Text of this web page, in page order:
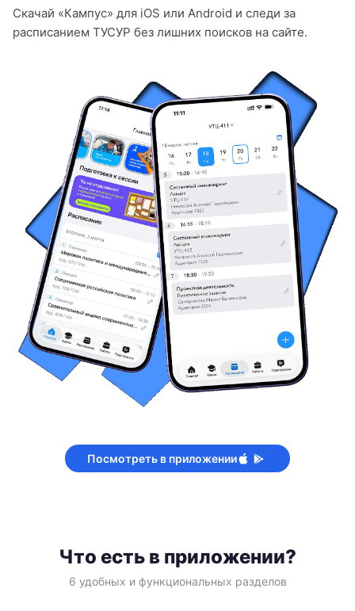
Скачай «Кампус» для iOS или Android и следи за
расписанием ТУСУР без лишних поисков на сайте.
Посмотреть в приложении
Что есть в приложении?
6 удобных и функциональных разделов